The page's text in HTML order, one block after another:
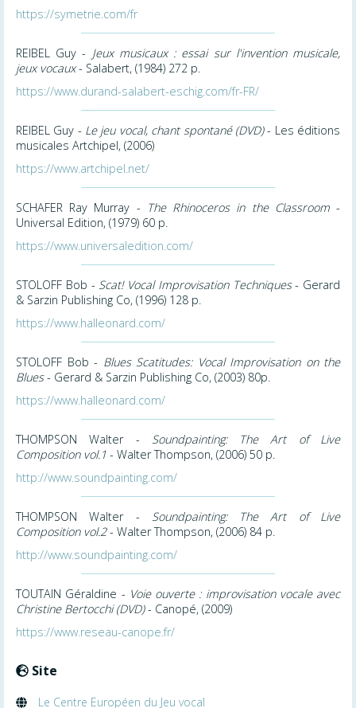
https://symetrie.com/fr
REIBEL Guy - Jeux musicaux : essai sur l'invention musicale,
jeux vocaux- Salabert, (1984) 272 p.
https://www.durand-salabert-eschig.com/fr-FR/
REIBEL Guy - Le jeu vocal, chant spontané (DVD)- Les éditions
musicales Artchipel, (2006)
https://www.artchipel.net/
SCHAFER Ray Murray - The Rhinoceros in the Classroom-
Universal Edition, (1979) 60 p.
https://www.universaledition.com/
STOLOFF Bob - Scat! Vocal Improvisation Techniques- Gerard
& Sarzin Publishing Co, (1996) 128 p.
https://www.halleonard.com/
STOLOFF Bob - Blues Scatitudes: Vocal Improvisation on the
Blues- Gerard & Sarzin Publishing Co, (2003) 80p.
https://www.halleonard.com/
THOMPSON Walter - Soundpainting: The Art of Live
Composition vol.1 - Walter Thompson, (2006) 50 p.
http://www.soundpainting.com/
THOMPSON Walter - Soundpainting: The Art of Live
Composition vol.2- Walter Thompson, (2006) 84 p.
http://www.soundpainting.com/
TOUTAIN Géraldine - Voie ouverte : improvisation vocale avec
Christine Bertocchi (DVD)- Canopé, (2009)
https://www.reseau-canope.fr/
Site
Le Centre Européen du Jeu vocal